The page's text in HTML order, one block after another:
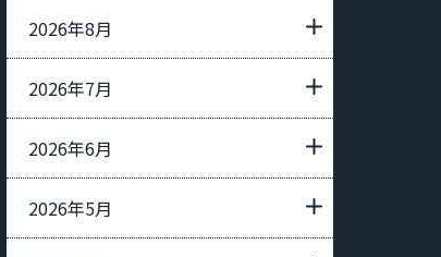
2026年8月
2026年7月
2026年6月
2026年5月